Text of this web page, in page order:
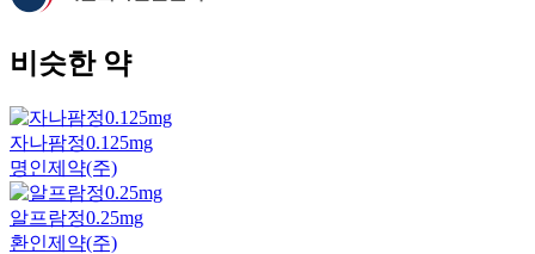
비슷한 약
자나팜정0.125mg
명인제약(주)
알프람정0.25mg
환인제약(주)